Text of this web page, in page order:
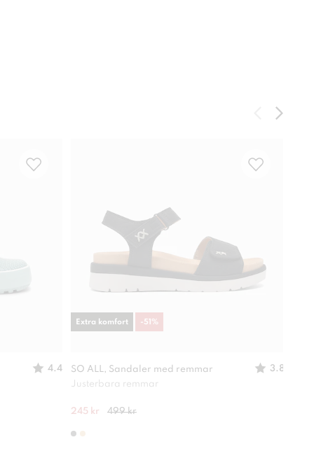
4.4
SO ALL, Sandaler med remmar
3.8
Justerbara remmar
245 kr 499 kr
Extra komfort -51 %